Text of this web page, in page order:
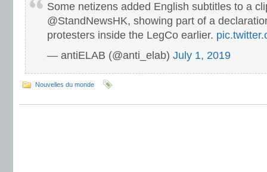
Some netizens added English subtitles to a
@StandNewsHK, showing part of a
protesters inside the LegCo earlier.
— antiELAB (@anti_elab) July 1, 2019
Nouvelles du monde